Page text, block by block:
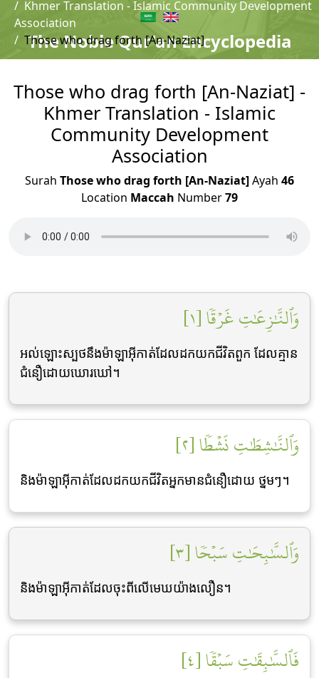
The Noble Qur'an Encyclopedia
Khmer Translation - Islamic Community Development
Association
Those who drag forth [An-Naziat]
Those who drag forth [An-Naziat] -
Khmer Translation - Islamic
Community Development
Association
Surah Those who drag forth [An-Naziat]Ayah 46
Location Maccah Number79
وَٱلنَّٰزِعَٰتِ غَرۡقٗا [١]
អល់ឡោះស្បថនឹងម៉ាឡាអ៊ីកាត់ដែលដកយកជីវិតពួក ដែលគ្មាន
ជំនឿដោយឃោរឃៅ។
وَٱلنَّٰشِطَٰتِ نَشۡطٗا [٢]
និងម៉ាឡាអ៊ីកាត់ដែលដកយកជីវិតអ្នកមានជំនឿដោយ ថ្នមៗ។
وَٱلسَّٰبِحَٰتِ سَبۡحٗا [٣]
និងម៉ាឡាអ៊ីកាត់ដែលចុះពីលើមេឃយ៉ាងលឿន។
فَٱلسَّٰبِقَٰتِ سَبۡقٗا [٤]